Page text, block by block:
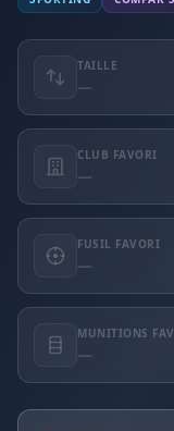
TAILLE
—
CLUB FAVORI
—
FUSIL FAVORI
—
MUNITIONS
—